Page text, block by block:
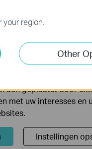
region.
Other
de website en
uw activiteiten op
te verbeteren.
geplaatst door
met uw interesses en
Instellingen